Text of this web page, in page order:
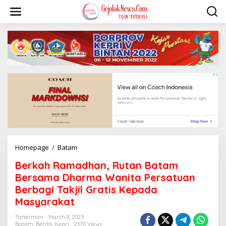
i
Homepage / Batam
r
k
a
h
m
Berkah Ramadhan, Rutan Batam
Bersama Dharma Wanita Persatuan
Berbagi Takjil Gratis Kepada
Masyarakat
Taherman
March 8, 2025
Batam, Berita, Kepri 2370 Views